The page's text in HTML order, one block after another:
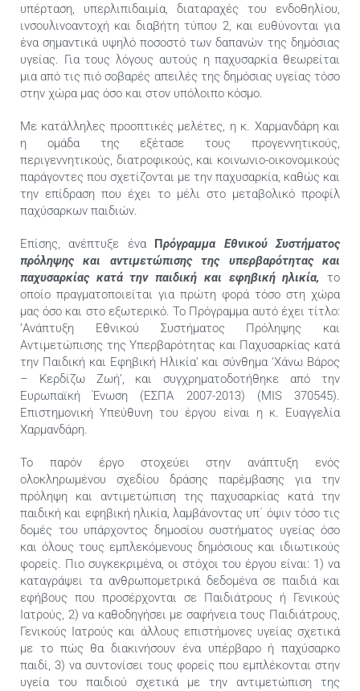
υπέρταση, υπερλιπιδαιμία, διαταραχές του ενδοθηλίου,
ινσουλινοαντοχή και διαβήτη τύπου 2, και ευθύνονται για
ένα σημαντικά υψηλό ποσοστό των δαπανών της δημόσιας
υγείας. Για τους λόγους αυτούς η παχυσαρκία θεωρείται
μια από τις πιό σοβαρές απειλές της δημόσιας υγείας τόσο
στην χώρα μας όσο και στον υπόλοιπο κόσμο.
Με κατάλληλες προοπτικές μελέτες, η κ. Χαρμανδάρη και
η ομάδα της εξέτασε τους προγεννητικούς,
περιγεννητικούς, διατροφικούς, και κοινωνιο-οικονομικούς
παράγοντες που σχετίζονται με την παχυσαρκία, καθώς και
την επίδραση που έχει το μέλι στο μεταβολικό προφίλ
παχύσαρκων παιδιών.
Επίσης, ανέπτυξε ένα Πρόγραμμα Εθνικού Συστήματος
πρόληψης και αντιμετώπισης της υπερβαρότητας και
παχυσαρκίας κατά την παιδική και εφηβική ηλικία, το
οποίο πραγματοποιείται για πρώτη φορά τόσο στη χώρα
μας όσο και στο εξωτερικό. To Πρόγραμμα αυτό έχει τίτλο:
‘Ανάπτυξη Εθνικού Συστήματος Πρόληψης και
Αντιμετώπισης της Υπερβαρότητας και Παχυσαρκίας κατά
την Παιδική και Εφηβική Ηλικία’ και σύνθημα ‘Χάνω Βάρος
– Κερδίζω Ζωή’, και συγχρηματοδοτήθηκε από την
Ευρωπαϊκή Ένωση (ΕΣΠΑ 2007-2013) (MIS 370545).
Επιστημονική Υπεύθυνη του έργου είναι η κ. Ευαγγελία
Χαρμανδάρη.
Το παρόν έργο στοχεύει στην ανάπτυξη ενός
ολοκληρωμένου σχεδίου δράσης παρέμβασης για την
πρόληψη και αντιμετώπιση της παχυσαρκίας κατά την
παιδική και εφηβική ηλικία, λαμβάνοντας υπ΄ όψιν τόσο τις
δομές του υπάρχοντος δημοσίου συστήματος υγείας όσο
και όλους τους εμπλεκόμενους δημόσιους και ιδιωτικούς
φορείς. Πιο συγκεκριμένα, οι στόχοι του έργου είναι: 1) να
καταγράψει τα ανθρωπομετρικά δεδομένα σε παιδιά και
εφήβους που προσέρχονται σε Παιδιάτρους ή Γενικούς
Ιατρούς, 2) να καθοδηγήσει με σαφήνεια τους Παιδιάτρους,
Γενικούς Ιατρούς και άλλους επιστήμονες υγείας σχετικά
με το πώς θα διακινήσουν ένα υπέρβαρο ή παχύσαρκο
παιδί, 3) να συντονίσει τους φορείς που εμπλέκονται στην
υγεία του παιδιού σχετικά με την αντιμετώπιση της